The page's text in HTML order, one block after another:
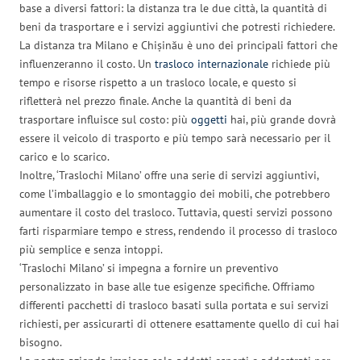
base a diversi fattori: la distanza tra le due città, la quantità di
beni da trasportare e i servizi aggiuntivi che potresti richiedere.
La distanza tra Milano e Chișinău è uno dei principali fattori che
influenzeranno il costo. Un trasloco internazionale richiede più
tempo e risorse rispetto a un trasloco locale, e questo si
rifletterà nel prezzo finale. Anche la quantità di beni da
trasportare influisce sul costo: più oggetti hai, più grande dovrà
essere il veicolo di trasporto e più tempo sarà necessario per il
carico e lo scarico.
Inoltre, ‘Traslochi Milano’ offre una serie di servizi aggiuntivi,
come l’imballaggio e lo smontaggio dei mobili, che potrebbero
aumentare il costo del trasloco. Tuttavia, questi servizi possono
farti risparmiare tempo e stress, rendendo il processo di trasloco
più semplice e senza intoppi.
‘Traslochi Milano’ si impegna a fornire un preventivo
personalizzato in base alle tue esigenze specifiche. Offriamo
differenti pacchetti di trasloco basati sulla portata e sui servizi
richiesti, per assicurarti di ottenere esattamente quello di cui hai
bisogno.